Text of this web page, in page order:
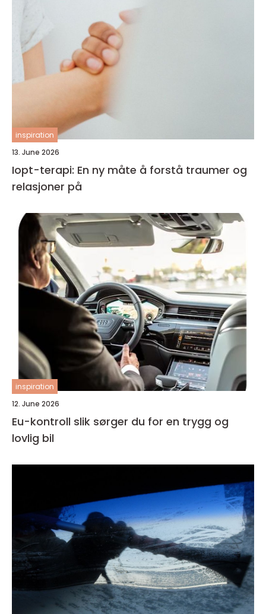
inspiration
13. June 2026
Iopt-terapi: En ny måte å forstå traumer og
relasjoner på
inspiration
12. June 2026
Eu-kontroll slik sørger du for en trygg og
lovlig bil